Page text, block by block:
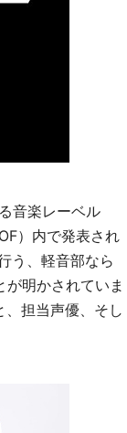
音楽レーベル
）内で発表され
う、軽音部なら
明かされていま
担当声優、そし